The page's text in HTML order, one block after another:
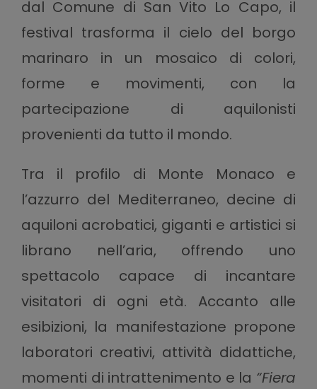
dal Comune di San Vito Lo Capo, il
festival trasforma il cielo del borgo
marinaro in un mosaico di colori,
forme e movimenti, con la
partecipazione di aquilonisti
provenienti da tutto il mondo.
Tra il profilo di Monte Monaco e
l’azzurro del Mediterraneo, decine di
aquiloni acrobatici, giganti e artistici si
librano nell’aria, offrendo uno
spettacolo capace di incantare
visitatori di ogni età. Accanto alle
esibizioni, la manifestazione propone
laboratori creativi, attività didattiche,
momenti di intrattenimento e la “Fiera